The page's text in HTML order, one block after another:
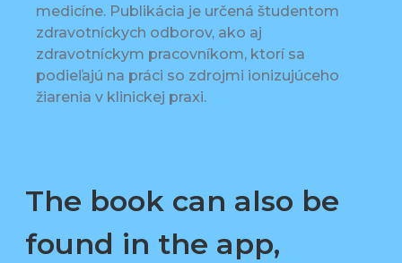
medicíne. Publikácia je určená študentom
zdravotníckych odborov, ako aj
zdravotníckym pracovníkom, ktorí sa
podieľajú na práci so zdrojmi ionizujúceho
žiarenia v klinickej praxi.
The book can also be
found in the app,